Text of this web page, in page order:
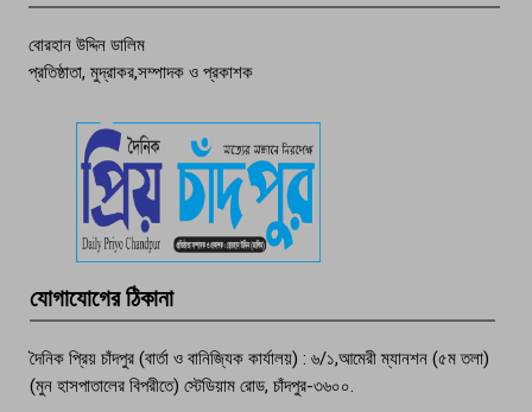
পচা দুর্গন্ধে ৯৯৯-এ ফোন, ফরিদগঞ্জে
তরুণের অর্ধগলিত লাশ উদ্ধার
বোরহান উদ্দিন ডালিম
প্রতিষ্ঠাতা, মুদ্রাকর,সম্পাদক ও প্রকাশক
যোগাযোগের ঠিকানা
দৈনিক প্রিয় চাঁদপুর (বার্তা ও বানিজ্যিক কার্যালয়) : ৬/১,আমেরী ম্যানশন (৫ম তলা)
(মুন হাসপাতালের বিপরীতে) স্টেডিয়াম রোড, চাঁদপুর-৩৬০০.